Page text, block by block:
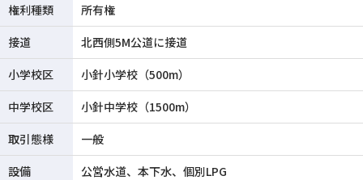
権利種類
所有権
接道
北西側5M公道に接道
小学校区
小針小学校（500m）
中学校区
小針中学校（1500m）
取引態様
一般
設備
公営水道、本下水、個別LPG